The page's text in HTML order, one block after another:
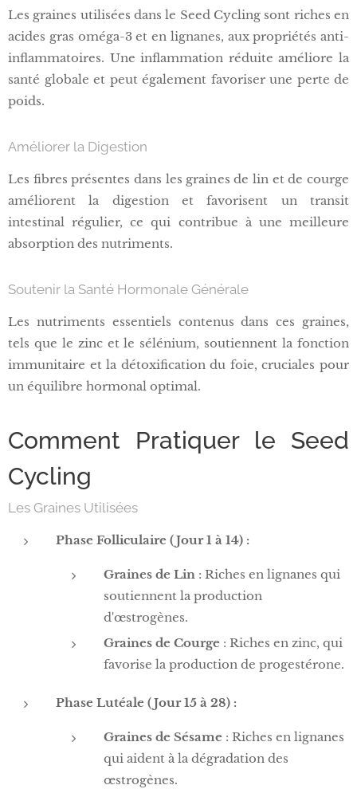
Les graines utilisées dans le Seed Cycling sont riches en
acides gras oméga-3 et en lignanes, aux propriétés anti-
inflammatoires. Une inflammation réduite améliore la
santé globale et peut également favoriser une perte de
poids.
Améliorer la Digestion
Les fibres présentes dans les graines de lin et de courge
améliorent la digestion et favorisent un transit
intestinal régulier, ce qui contribue à une meilleure
absorption des nutriments.
Soutenir la Santé Hormonale Générale
Les nutriments essentiels contenus dans ces graines,
tels que le zinc et le sélénium, soutiennent la fonction
immunitaire et la détoxification du foie, cruciales pour
un équilibre hormonal optimal.
Comment Pratiquer le Seed
Cycling
Les Graines Utilisées
Phase Folliculaire (Jour 1 à 14) :
Graines de Lin : Riches en lignanes qui
soutiennent la production
d'œstrogènes.
Graines de Courge : Riches en zinc, qui
favorise la production de progestérone.
Phase Lutéale (Jour 15 à 28) :
Graines de Sésame : Riches en lignanes
qui aident à la dégradation des
œstrogènes.